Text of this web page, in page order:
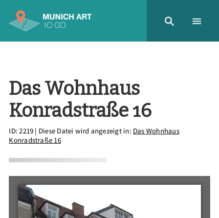
Das Wohnhaus
Konradstraße 16
ID: 2219 | Diese Datei wird angezeigt in: Das Wohnhaus
Konradstraße 16